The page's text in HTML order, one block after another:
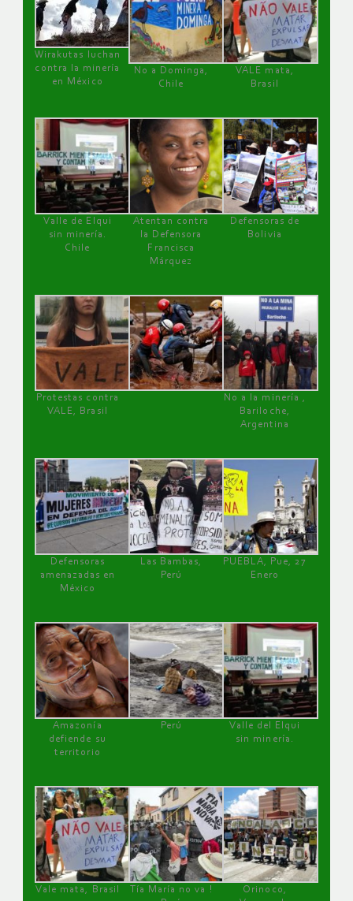
Wirakutas luchan
contra la minería
en México
No a Dominga,
Chile
VALE mata,
Brasil
Valle de Elqui
sin minería.
Chile
Atentan contra
la Defensora
Francisca
Márquez
Defensoras de
Bolivia
Protestas contra
VALE, Brasil
No a la minería ,
Bariloche,
Argentina
Defensoras
amenazadas en
México
Las Bambas,
Perú
PUEBLA, Pue, 27
Enero
Amazonía
defiende su
territorio
Perú
Valle del Elqui
sin minería.
Vale mata, Brasil
Tía María no va !
Orinoco,